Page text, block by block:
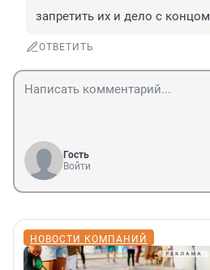
запретить их и дело с концом
ОТВЕТИТЬ
Гость
Войти
НОВОСТИ КОМПАНИЙ